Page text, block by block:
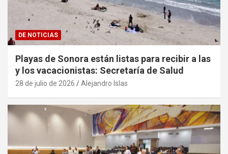
DE NOTICIAS
Playas de Sonora están listas para recibir a las
y los vacacionistas: Secretaría de Salud
28 de julio de 2026 Alejandro Islas